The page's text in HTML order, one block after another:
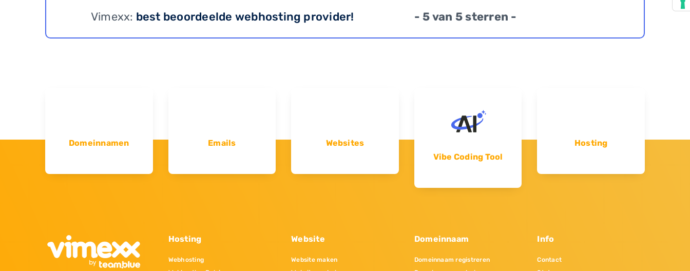
Vimexx: best beoordeelde webhosting provider! - 5 van 5 sterren -
Domeinnamen Emails
Websites
Vibe Coding Tool
Hosting
Hosting
Webhosting
Website
Website maken
Domeinnaam
Domeinnaam registreren
Info
Contact